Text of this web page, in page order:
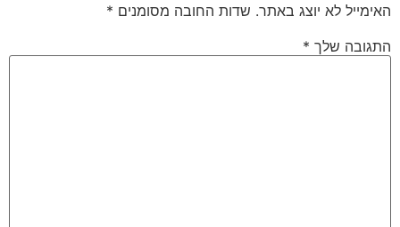
האימייל לא יוצג באתר. שדות החובה מסומנים *
התגובה שלך *